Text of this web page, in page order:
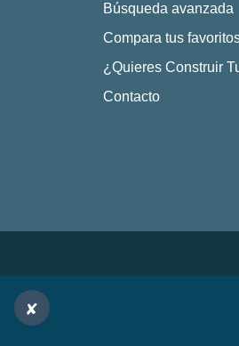
Búsqueda avanzada
Compara tus
¿Quieres Construir
Contacto